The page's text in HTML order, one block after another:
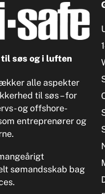
søs og i luften
alle aspekter
til søs – for
og offshore-
entreprenører og
sømandsskab bag